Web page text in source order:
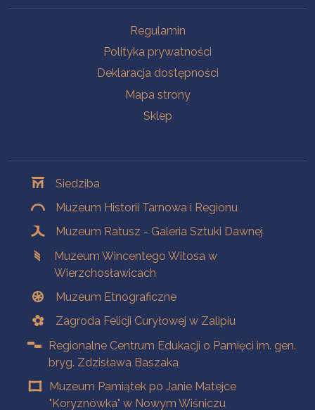
Regulamin
Polityka prywatności
Deklaracja dostępności
Mapa strony
Sklep
Siedziba
Muzeum Historii Tarnowa i Regionu
Muzeum Ratusz - Galeria Sztuki Dawnej
Muzeum Wincentego Witosa w
Wierzchosławicach
Muzeum Etnograficzne
Zagroda Felicji Curyłowej w Zalipiu
Regionalne Centrum Edukacji o Pamięci im. gen.
bryg. Zdzisława Baszaka
Muzeum Pamiątek po Janie Matejce
"Koryznówka" w Nowym Wiśniczu